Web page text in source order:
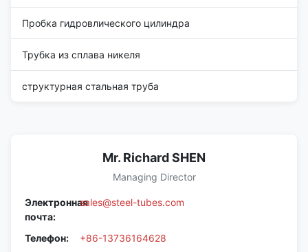
Пробка гидровлического цилиндра
Трубка из сплава никеля
структурная стальная труба
Mr. Richard SHEN
Managing Director
Электронная
почта:
sales@steel-tubes.com
Телефон:
+86-13736164628